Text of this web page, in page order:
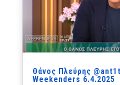
Θάνος Πλεύρης
Weekenders 6.4.2025